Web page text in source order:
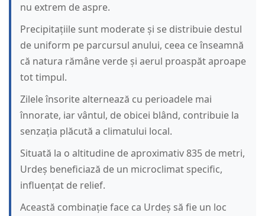
nu extrem de aspre.
Precipitațiile sunt moderate și se distribuie destul
de uniform pe parcursul anului, ceea ce înseamnă
că natura rămâne verde și aerul proaspăt aproape
tot timpul.
Zilele însorite alternează cu perioadele mai
înnorate, iar vântul, de obicei blând, contribuie la
senzația plăcută a climatului local.
Situată la o altitudine de aproximativ 835 de metri,
Urdeș beneficiază de un microclimat specific,
influențat de relief.
Această combinație face ca Urdeș să fie un loc